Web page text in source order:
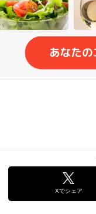
Xでシェア